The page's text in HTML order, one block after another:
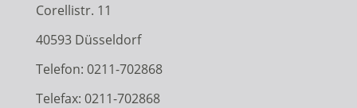
Corellistr. 11
40593 Düsseldorf
Telefon: 0211-702868
Telefax: 0211-702868